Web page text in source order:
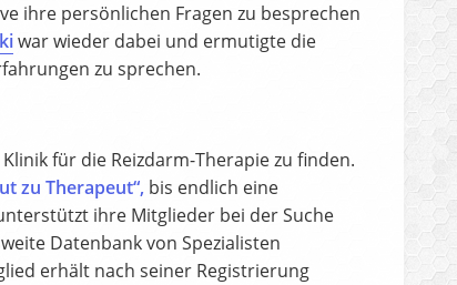
ihre persönlichen Fragen zu besprechen
war wieder dabei und ermutigte die
zu sprechen.
für die Reizdarm-Therapie zu finden.
zu Therapeut“, bis endlich eine
ihre Mitglieder bei der Suche
Datenbank von Spezialisten
erhält nach seiner Registrierung